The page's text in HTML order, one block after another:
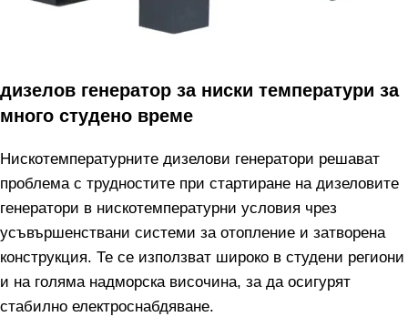
дизелов генератор за ниски температури за
много студено време
Нискотемпературните дизелови генератори решават
проблема с трудностите при стартиране на дизеловите
генератори в нискотемпературни условия чрез
усъвършенствани системи за отопление и затворена
конструкция. Те се използват широко в студени региони
и на голяма надморска височина, за да осигурят
стабилно електроснабдяване.